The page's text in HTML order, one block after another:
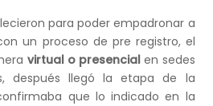
para poder empadronar a
un proceso de pre registro, el
virtual o presencialen sedes
después llegó la etapa de la
que lo indicado en la